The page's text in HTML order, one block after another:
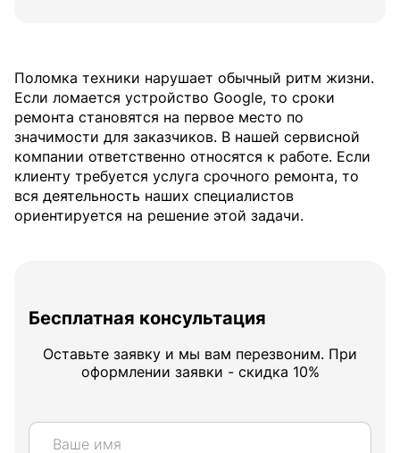
Поломка техники нарушает обычный ритм жизни.
Если ломается устройство Google, то сроки
ремонта становятся на первое место по
значимости для заказчиков. В нашей сервисной
компании ответственно относятся к работе. Если
клиенту требуется услуга срочного ремонта, то
вся деятельность наших специалистов
ориентируется на решение этой задачи.
Бесплатная консультация
Оставьте заявку и мы вам перезвоним. При
оформлении заявки - скидка 10%